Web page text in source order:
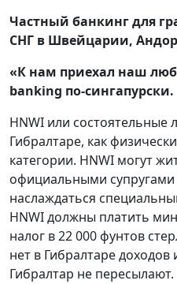
Частный банкинг для
СНГ в Швейцарии,
«К нам приехал наш
banking по-сингапурски.
HNWI или состоятельные
Гибралтаре, как
категории. HNWI могут
официальными
наслаждаться
HNWI должны платить
налог в 22 000 фунтов
нет в Гибралтаре
Гибралтар не пересылают.